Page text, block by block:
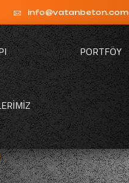
info@vatanbeton.com
PORTFÖY